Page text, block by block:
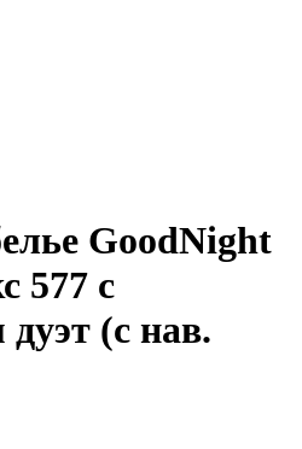
GoodNight
577 с
(с нав.